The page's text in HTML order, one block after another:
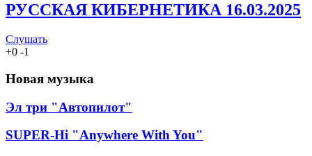
РУССКАЯ КИБЕРНЕТИКА 16.03.2025
Слушать
+0 -1
Новая музыка
Эл три "Автопилот"
SUPER-Hi "Anywhere With You"